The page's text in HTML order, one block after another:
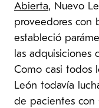
Abierta, Nuevo
proveedores con
estableció
las adquisiciones
Como casi todos
León todavía
de pacientes con